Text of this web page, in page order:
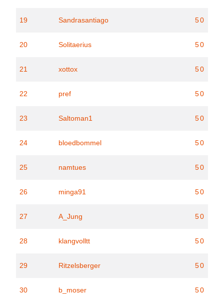
19 Sandrasantiago 50
20 Solitaerius 50
21 xottox 50
22 pref 50
23 Saltoman1 50
24 bloedbommel 50
25 namtues 50
26 minga91 50
27 A_Jung 50
28 klangvolltt 50
29 Ritzelsberger 50
30 b_moser 50